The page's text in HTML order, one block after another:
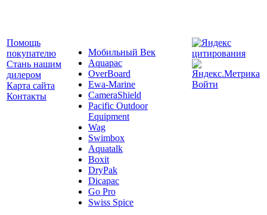
Помощь
покупателю
Стань нашим
дилером
Карта сайта
Контакты
Мобильный Век
Aquapac
OverBoard
Ewa-Marine
CameraShield
Pacific Outdoor
Equipment
Wag
Swimbox
Aquatalk
Boxit
DryPak
Dicapac
Go Pro
Swiss Spice
Войти